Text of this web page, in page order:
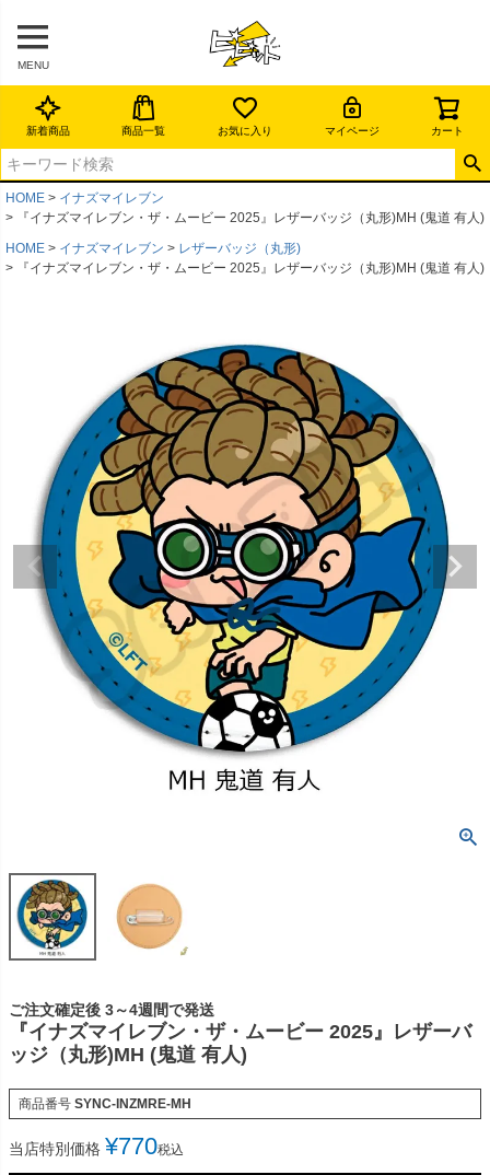
MENU
新着商品 商品一覧 お気に入り マイページ カート
HOME
イナズマイレブン
『イナズマイレブン・ザ・ムービー 2025』レザーバッジ（丸形)MH (鬼道 有人)
HOME
イナズマイレブン
レザーバッジ（丸形)
『イナズマイレブン・ザ・ムービー 2025』レザーバッジ（丸形)MH (鬼道 有人)
ご注文確定後 3～4週間で発送
『イナズマイレブン・ザ・ムービー 2025』レザーバ
ッジ（丸形)MH (鬼道 有人)
商品番号 SYNC-INZMRE-MH
当店特別価格 ¥770税込